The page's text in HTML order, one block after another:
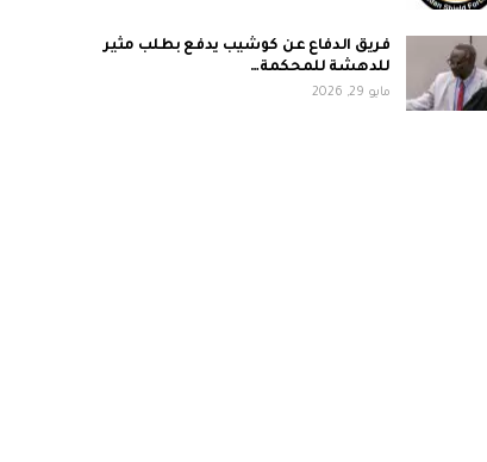
فريق الدفاع عن كوشيب يدفع بطلب مثير
للدهشة للمحكمة…
مايو 29, 2026